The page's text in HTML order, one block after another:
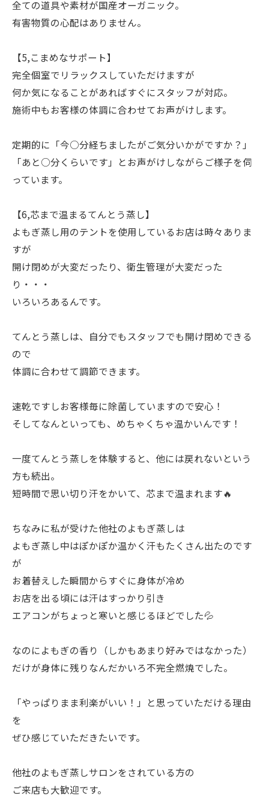
全ての道具や素材が国産オーガニック。
有害物質の心配はありません。
【5,こまめなサポート】
完全個室でリラックスしていただけますが
何か気になることがあればすぐにスタッフが対応。
施術中もお客様の体調に合わせてお声がけします。
定期的に「今○分経ちましたがご気分いかがですか？」
「あと○分くらいです」とお声がけしながらご様子を伺
っています。
【6,芯まで温まるてんとう蒸し】
よもぎ蒸し用のテントを使用しているお店は時々ありま
すが
開け閉めが大変だったり、衛生管理が大変だった
り・・・
いろいろあるんです。
てんとう蒸しは、自分でもスタッフでも開け閉めできる
ので
体調に合わせて調節できます。
速乾ですしお客様毎に除菌していますので安心！
そしてなんといっても、めちゃくちゃ温かいんです！
一度てんとう蒸しを体験すると、他には戻れないという
方も続出。
短時間で思い切り汗をかいて、芯まで温まれます🔥
ちなみに私が受けた他社のよもぎ蒸しは
よもぎ蒸し中はぽかぽか温かく汗もたくさん出たのです
が
お着替えした瞬間からすぐに身体が冷め
お店を出る頃には汗はすっかり引き
エアコンがちょっと寒いと感じるほどでした💦
なのによもぎの香り（しかもあまり好みではなかった）
だけが身体に残りなんだかいろ不完全燃焼でした。
「やっぱりまま利楽がいい！」と思っていただける理由
を
ぜひ感じていただきたいです。
他社のよもぎ蒸しサロンをされている方の
ご来店も大歓迎です。